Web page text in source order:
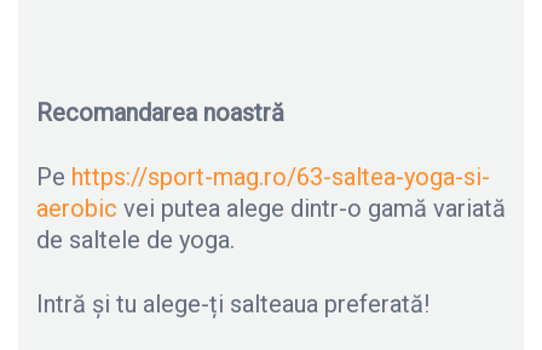
Recomandarea noastră
Pe https://sport-mag.ro/63-saltea-yoga-si-
aerobic vei putea alege dintr-o gamă variată
de saltele de yoga.
Intră și tu alege-ți salteaua preferată!